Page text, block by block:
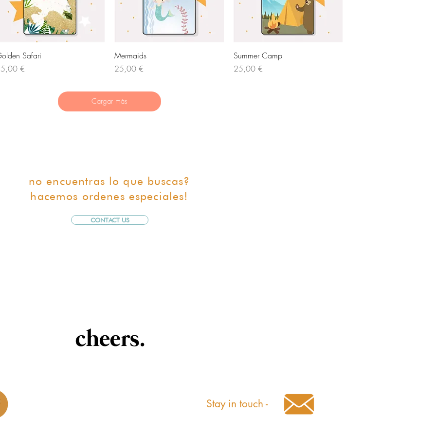
Vista rápida
Safari
€
Mermaids
Precio
25,00 €
Vista rápida
Summer Camp
Precio
25,00 €
Cargar más
no encuentras lo que buscas?
hacemos ordenes especiales!
CONTACT US
Stay in touch -